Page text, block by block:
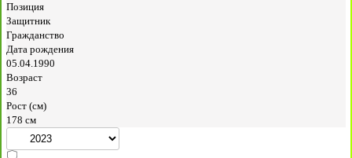
Позиция
Защитник
Гражданство
Дата рождения
05.04.1990
Возраст
36
Рост (см)
178 см